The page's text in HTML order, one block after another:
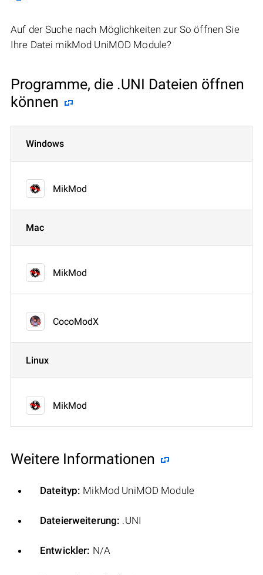
Auf der Suche nach Möglichkeiten zur So öffnen Sie
Ihre Datei mikMod UniMOD Module?
Programme, die .UNI Dateien öffnen
können
Windows
MikMod
Mac
MikMod
CocoModX
Linux
MikMod
Weitere Informationen
Dateityp: MikMod UniMOD Module
Dateierweiterung: .UNI
Entwickler: N/A